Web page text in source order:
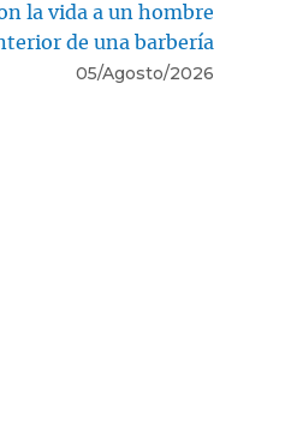
la vida a un hombre
de una barbería
05/Agosto/2026